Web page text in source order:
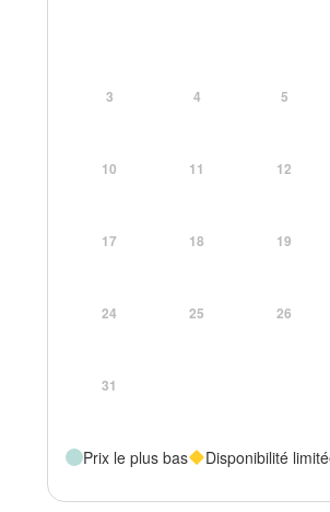
3 4 5
10 11 12
17 18 19
24 25 26
31
Prix le plus bas Disponibilité